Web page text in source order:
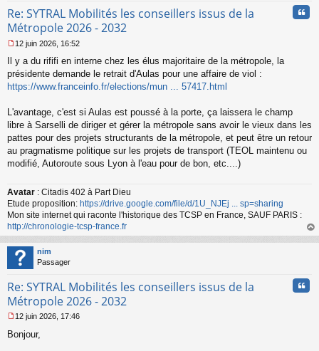
Re: SYTRAL Mobilités les conseillers issus de la
Métropole 2026 - 2032
e
s
s
a
e
n
o
n
u
12 juin 2026, 16:52
Il y a du rififi en interne chez les élus majoritaire de la métropole, la
présidente demande le retrait d'Aulas pour une affaire de viol :
https://www.franceinfo.fr/elections/mun ... 57417.html
L'avantage, c'est si Aulas est poussé à la porte, ça laissera le champ
libre à Sarselli de diriger et gérer la métropole sans avoir le vieux dans les
pattes pour des projets structurants de la métropole, et peut être un retour
au pragmatisme politique sur les projets de transport (TEOL maintenu ou
modifié, Autoroute sous Lyon à l'eau pour de bon, etc....)
Avatar : Citadis 402 à Part Dieu
Etude proposition: https://drive.google.com/file/d/1U_NJEj ... sp=sharing
Mon site internet qui raconte l'historique des TCSP en France, SAUF PARIS :
http://chronologie-tcsp-france.fr
au
nim
Passager
Re: SYTRAL Mobilités les conseillers issus de la
Métropole 2026 - 2032
e
12 juin 2026, 17:46
Bonjour,